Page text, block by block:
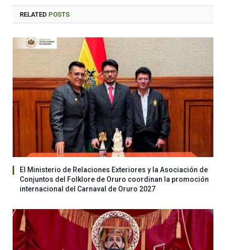
RELATED POSTS
El Ministerio de Relaciones Exteriores y la Asociación de
Conjuntos del Folklore de Oruro coordinan la promoción
internacional del Carnaval de Oruro 2027